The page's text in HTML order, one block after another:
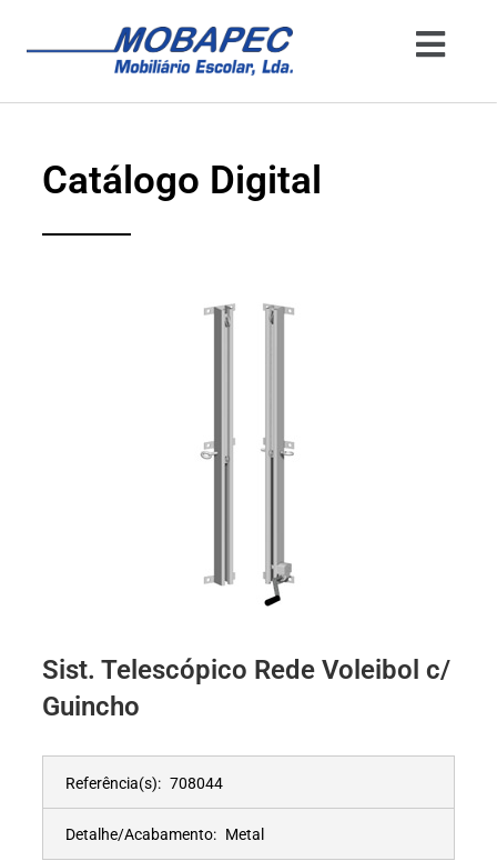
Catálogo Digital
Sist. Telescópico Rede Voleibol c/
Guincho
Referência(s): 708044
Detalhe/Acabamento: Metal